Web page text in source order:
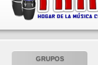
GRUPOS